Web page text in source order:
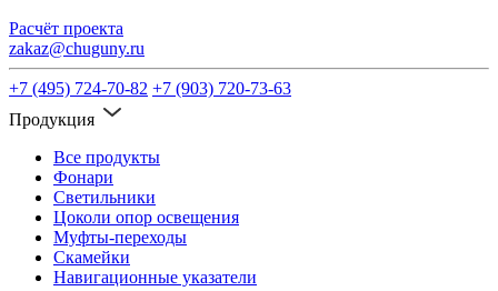
Расчёт проекта
zakaz@chuguny.ru
+7 (495) 724-70-82 +7 (903) 720-73-63
Продукция
Все продукты
Фонари
Светильники
Цоколи опор освещения
Муфты-переходы
Скамейки
Навигационные указатели